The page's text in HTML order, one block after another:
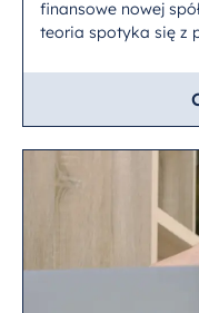
finansowe nowej
teoria spotyka się z